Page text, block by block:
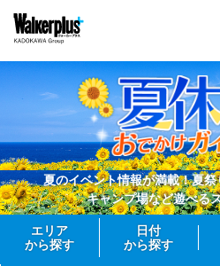
夏のイベント情報が満載！夏
キャンプ場など遊べる
エリア
から探す
日付
から探す